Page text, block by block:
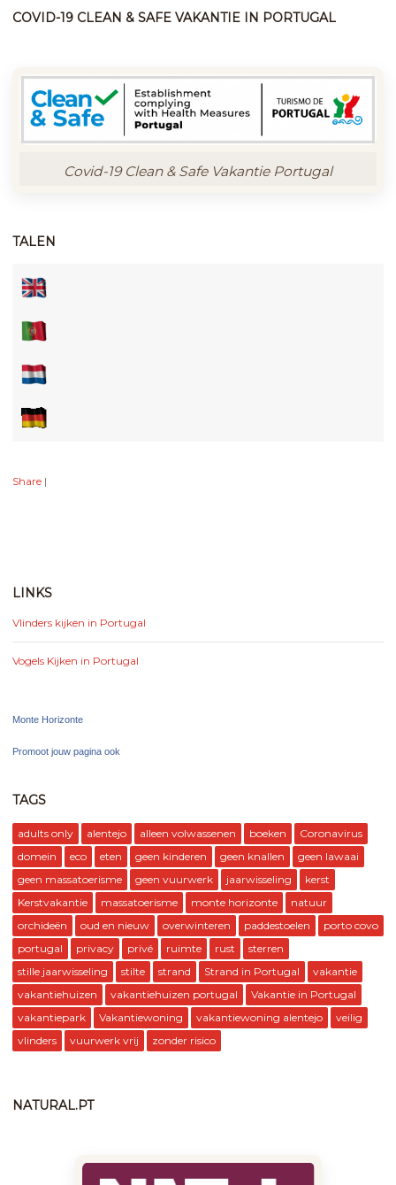
COVID-19 CLEAN & SAFE VAKANTIE IN PORTUGAL
Covid-19 Clean & Safe Vakantie Portugal
TALEN
Share |
LINKS
Vlinders kijken in Portugal
Vogels Kijken in Portugal
Monte Horizonte
Promoot jouw pagina ook
TAGS
adults only alentejo alleen volwassenen boeken
Coronavirus
domein
eco eten geen kinderen geen knallen
geen lawaai
geen massatoerisme
geen vuurwerk jaarwisseling
kerst
Kerstvakantie
massatoerisme monte horizonte
natuur
orchideën
oud en nieuw overwinteren paddestoelen
porto covo
portugal
privacy privé ruimte rust
sterren
stille jaarwisseling
stilte strand Strand in Portugal
vakantie
vakantiehuizen
vakantiehuizen portugal
Vakantie in Portugal
vakantiepark
Vakantiewoning vakantiewoning alentejo
veilig
vlinders
vuurwerk vrij zonder risico
NATURAL.PT